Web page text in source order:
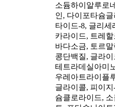
소듐하이알루로
인, 다이포타슘
타이드-8, 글리
카라이드, 트레
바다소금, 토르
콩단백질, 글라
테트라데실아미
우레아트라이플
글라이콜, 피이
슘클로라이드,